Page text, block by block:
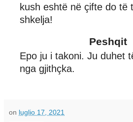
kush eshtë në çifte do të
shkelja!
Peshqit
Epo ju i takoni. Ju duhet
nga gjithçka.
on luglio 17, 2021